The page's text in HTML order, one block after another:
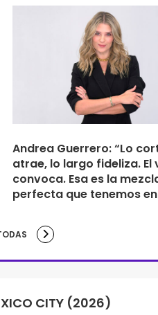
Andrea Guerrero: “Lo
atrae, lo largo fideliza. El
convoca. Esa es la
perfecta que tenemos en
CITY (2026)